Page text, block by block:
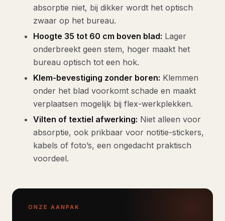
absorptie niet, bij dikker wordt het optisch
zwaar op het bureau.
Hoogte 35 tot 60 cm boven blad: Lager
onderbreekt geen stem, hoger maakt het
bureau optisch tot een hok.
Klem-bevestiging zonder boren: Klemmen
onder het blad voorkomt schade en maakt
verplaatsen mogelijk bij flex-werkplekken.
Vilten of textiel afwerking: Niet alleen voor
absorptie, ook prikbaar voor notitie-stickers,
kabels of foto’s, een ongedacht praktisch
voordeel.
ONZE AANPAK